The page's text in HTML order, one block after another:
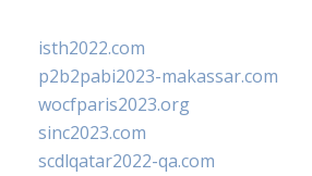
isth2022.com
p2b2pabi2023-makassar.com
wocfparis2023.org
sinc2023.com
scdlqatar2022-qa.com